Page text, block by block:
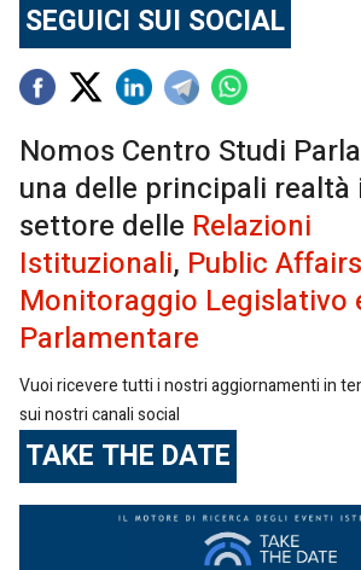
SEGUICI SUI SOCIAL
Nomos Centro Studi
una delle principali realtà
settore delle Relazioni
Istituzionali, Public Affairs
Monitoraggio Legislativo
Parlamentare
Vuoi ricevere tutti i nostri aggiornamenti in
sui nostri canali social
TAKE THE DATE